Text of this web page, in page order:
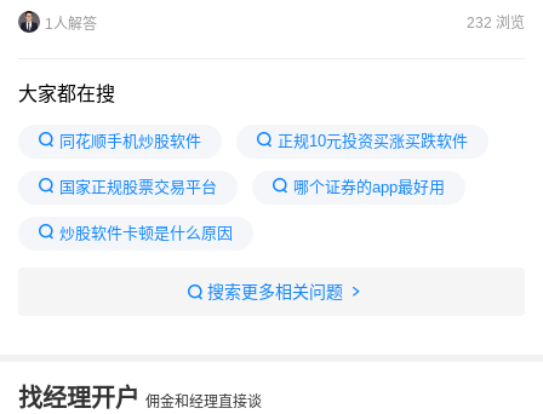
不会轻易出现卡顿情况，这类券商的APP一般都符合你的使用需...
1人解答 232 浏览
大家都在搜
同花顺手机炒股软件 正规10元投资买涨买跌软件
国家正规股票交易平台 哪个证券的app最好用
炒股软件卡顿是什么原因
十大证券公司哪个佣金最低
搜索更多相关问题
找经理开户 佣金和经理直接谈